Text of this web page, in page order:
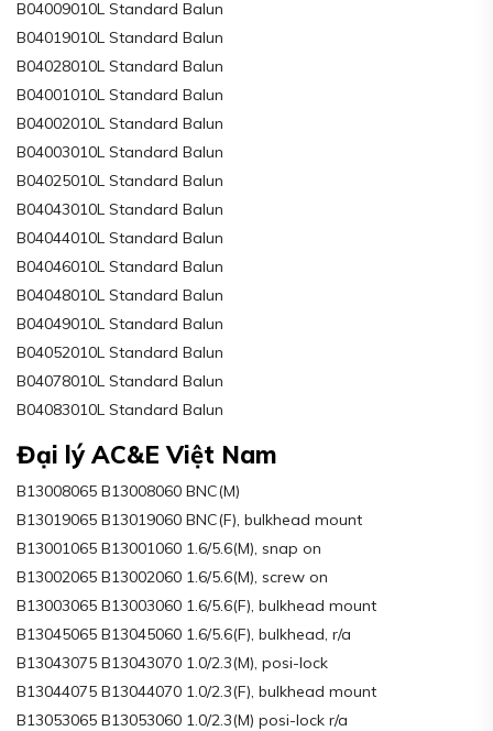
B04009010L Standard Balun
B04019010L Standard Balun
B04028010L Standard Balun
B04001010L Standard Balun
B04002010L Standard Balun
B04003010L Standard Balun
B04025010L Standard Balun
B04043010L Standard Balun
B04044010L Standard Balun
B04046010L Standard Balun
B04048010L Standard Balun
B04049010L Standard Balun
B04052010L Standard Balun
B04078010L Standard Balun
B04083010L Standard Balun
Đại lý AC&E Việt Nam
B13008065 B13008060 BNC(M)
B13019065 B13019060 BNC(F), bulkhead mount
B13001065 B13001060 1.6/5.6(M), snap on
B13002065 B13002060 1.6/5.6(M), screw on
B13003065 B13003060 1.6/5.6(F), bulkhead mount
B13045065 B13045060 1.6/5.6(F), bulkhead, r/a
B13043075 B13043070 1.0/2.3(M), posi-lock
B13044075 B13044070 1.0/2.3(F), bulkhead mount
B13053065 B13053060 1.0/2.3(M) posi-lock r/a